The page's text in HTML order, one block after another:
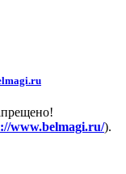
www.belmagi.ru/).